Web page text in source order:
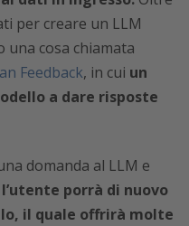
per creare un LLM
una cosa chiamata
Feedback, in cui un
a dare risposte
domanda al LLM e
l’utente porrà di nuovo
il quale offrirà molte